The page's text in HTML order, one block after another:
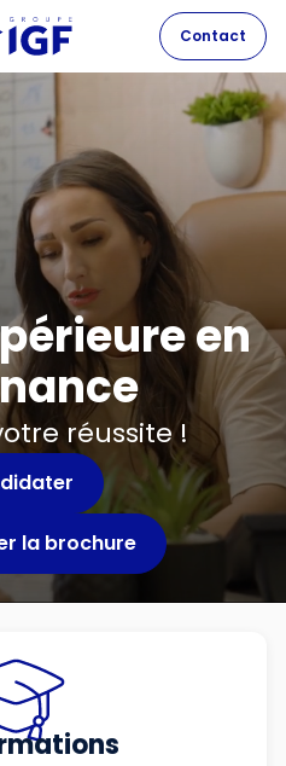
Contact
en
réussite !
la brochure